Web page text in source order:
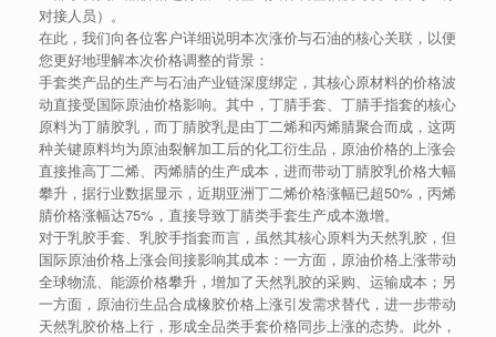
对接人员）。
在此，我们向各位客户详细说明本次涨价与石油的核心关联，以便
您更好地理解本次价格调整的背景：
手套类产品的生产与石油产业链深度绑定，其核心原材料的价格波
动直接受国际原油价格影响。其中，丁腈手套、丁腈手指套的核心
原料为丁腈胶乳，而丁腈胶乳是由丁二烯和丙烯腈聚合而成，这两
种关键原料均为原油裂解加工后的化工衍生品，原油价格的上涨会
直接推高丁二烯、丙烯腈的生产成本，进而带动丁腈胶乳价格大幅
攀升，据行业数据显示，近期亚洲丁二烯价格涨幅已超50%，丙烯
腈价格涨幅达75%，直接导致丁腈类手套生产成本激增。
对于乳胶手套、乳胶手指套而言，虽然其核心原料为天然乳胶，但
国际原油价格上涨会间接影响其成本：一方面，原油价格上涨带动
全球物流、能源价格攀升，增加了天然乳胶的采购、运输成本；另
一方面，原油衍生品合成橡胶价格上涨引发需求替代，进一步带动
天然乳胶价格上行，形成全品类手套价格同步上涨的态势。此外，